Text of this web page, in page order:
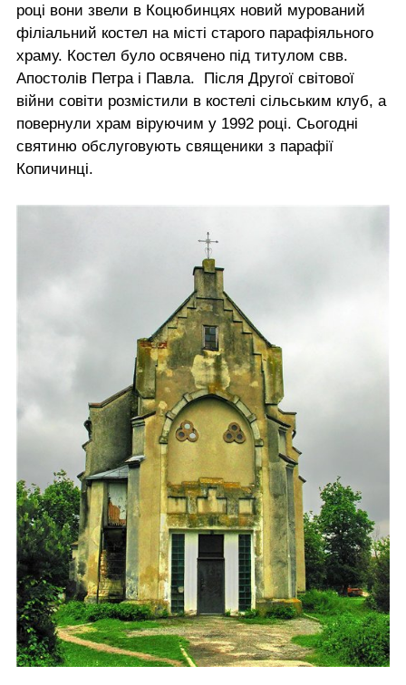
році вони звели в Коцюбинцях новий мурований
філіальний костел на місті старого парафіяльного
храму. Костел було освячено під титулом свв.
Апостолів Петра і Павла. Після Другої світової
війни совіти розмістили в костелі сільським клуб, а
повернули храм віруючим у 1992 році. Сьогодні
святиню обслуговують священики з парафії
Копичинці.